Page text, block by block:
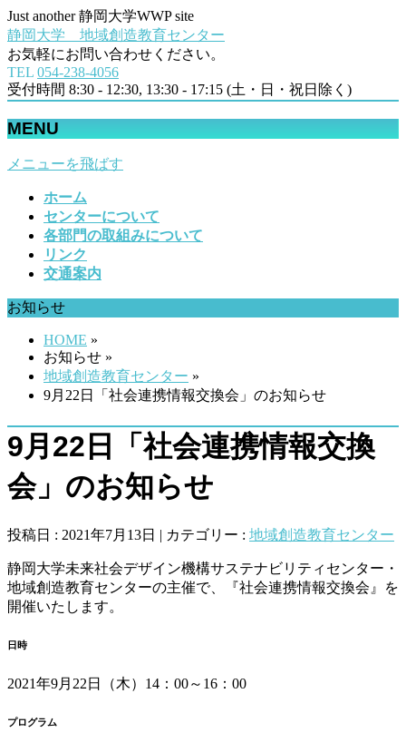
Just another 静岡大学WWP site
静岡大学 地域創造教育センター
お気軽にお問い合わせください。
TEL 054‐238-4056
受付時間 8:30 - 12:30, 13:30 - 17:15 (土・日・祝日除く)
MENU
メニューを飛ばす
ホーム
センターについて
各部門の取組みについて
リンク
交通案内
お知らせ
HOME »
お知らせ »
地域創造教育センター »
9月22日「社会連携情報交換会」のお知らせ
9月22日「社会連携情報交換
会」のお知らせ
投稿日 : 2021年7月13日 | カテゴリー : 地域創造教育センター
静岡大学未来社会デザイン機構サステナビリティセンター・
地域創造教育センターの主催で、『社会連携情報交換会』を
開催いたします。
日時
2021年9月22日（木）14：00～16：00
プログラム